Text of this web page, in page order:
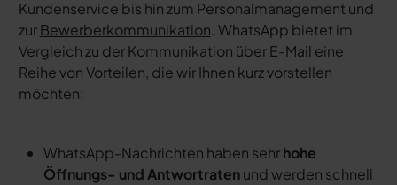
Kundenservice bis hin zum Personalmanagement und
zurBewerberkommunikation. WhatsApp bietet im
Vergleich zu der Kommunikation über E-Mail eine
Reihe von Vorteilen, die wir Ihnen kurz vorstellen
möchten:
WhatsApp-Nachrichten haben sehrhohe
Öffnungs- und Antwortratenund werden schnell